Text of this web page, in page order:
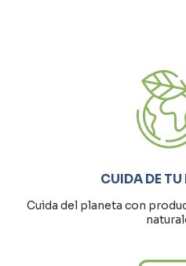
CUIDA DE
Cuida del planeta con